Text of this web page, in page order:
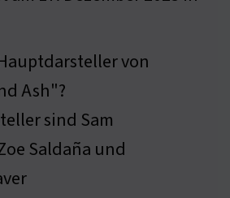
von
Ash"?
sind Sam
Saldaña und